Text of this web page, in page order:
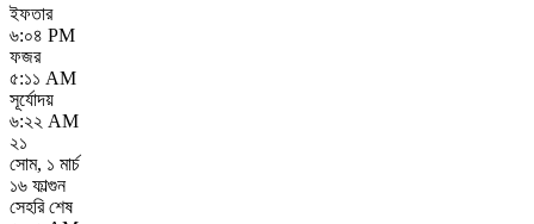
ইফতার
৬:০৪ PM
ফজর
৫:১১ AM
সূর্যোদয়
৬:২২ AM
২১
সোম, ১ মার্চ
১৬ ফাল্গুন
সেহরি শেষ